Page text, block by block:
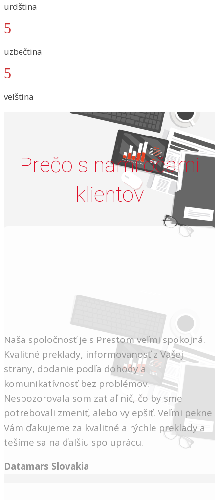
urdština
5
uzbečtina
5
velština
Prečo s nami očami
klientov
Naša spoločnosť je s Prestom veľmi spokojná.
Kvalitné preklady, informovanosť z Vašej
strany, dodanie podľa dohody a
komunikatívnosť bez problémov.
Nespozorovala som zatiaľ nič, čo by sme
potrebovali zmeniť, alebo vylepšiť. Veľmi pekne
Vám ďakujeme za kvalitné a rýchle preklady a
tešíme sa na ďalšiu spoluprácu.
Datamars Slovakia